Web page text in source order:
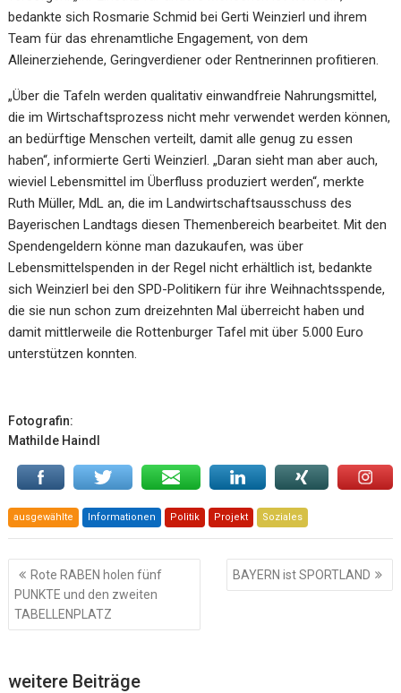
bedankte sich Rosmarie Schmid bei Gerti Weinzierl und ihrem
Team für das ehrenamtliche Engagement, von dem
Alleinerziehende, Geringverdiener oder Rentnerinnen profitieren.
„Über die Tafeln werden qualitativ einwandfreie Nahrungsmittel,
die im Wirtschaftsprozess nicht mehr verwendet werden können,
an bedürftige Menschen verteilt, damit alle genug zu essen
haben“, informierte Gerti Weinzierl. „Daran sieht man aber auch,
wieviel Lebensmittel im Überfluss produziert werden“, merkte
Ruth Müller, MdL an, die im Landwirtschaftsausschuss des
Bayerischen Landtags diesen Themenbereich bearbeitet. Mit den
Spendengeldern könne man dazukaufen, was über
Lebensmittelspenden in der Regel nicht erhältlich ist, bedankte
sich Weinzierl bei den SPD-Politikern für ihre Weihnachtsspende,
die sie nun schon zum dreizehnten Mal überreicht haben und
damit mittlerweile die Rottenburger Tafel mit über 5.000 Euro
unterstützen konnten.
Fotografin:
Mathilde Haindl
ausgewählte Informationen Politik Projekt Soziales
Beitragsnavigation
Rote RABEN holen fünf
PUNKTE und den zweiten
TABELLENPLATZ
BAYERN ist SPORTLAND
weitere Beiträge